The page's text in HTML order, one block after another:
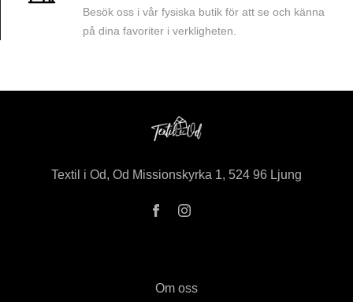
Besök oss i vår fysiska butik för att se och känna
på dina favoriter i verkligheten.
Textil i Od, Od Missionskyrka 1, 524 96 Ljung
Om oss